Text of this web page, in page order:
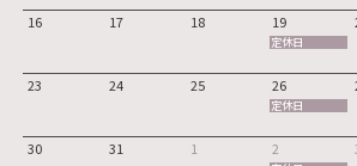
16 17 18 19
定休日
23 24 25 26
定休日
30 31 1 2